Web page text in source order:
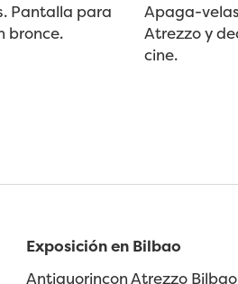
Pantalla para
bronce.
Apaga-
Atrezzo y
cine.
Exposición en Bilbao
Antiguorincon Atrezzo Bilbao